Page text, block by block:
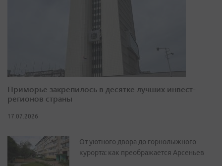
Приморье закрепилось в десятке лучших инвест-
регионов страны
17.07.2026
От уютного двора до горнолыжного
курорта: как преображается Арсеньев